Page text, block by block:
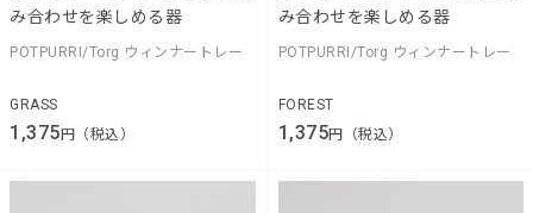
み合わせを楽しめる器
POTPURRI/Torg ウィンナートレー
GRASS
1,375 円（税込）
み合わせを楽しめる器
POTPURRI/Torg ウィンナートレー
FOREST
1,375円（税込）